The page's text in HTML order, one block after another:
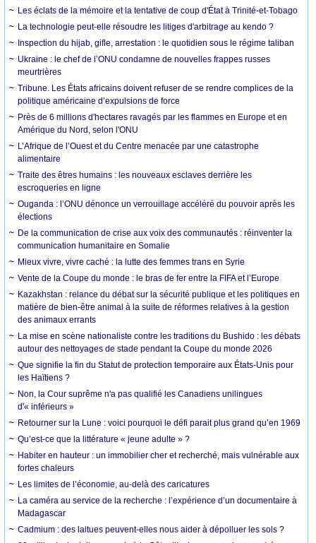
Les éclats de la mémoire et la tentative de coup d'État à Trinité-et-Tobago
La technologie peut-elle résoudre les litiges d'arbitrage au kendo ?
Inspection du hijab, gifle, arrestation : le quotidien sous le régime taliban
Ukraine : le chef de l’ONU condamne de nouvelles frappes russes
meurtrières
Tribune. Les États africains doivent refuser de se rendre complices de la
politique américaine d’expulsions de force
Près de 6 millions d'hectares ravagés par les flammes en Europe et en
Amérique du Nord, selon l'ONU
L’Afrique de l’Ouest et du Centre menacée par une catastrophe
alimentaire
Traite des êtres humains : les nouveaux esclaves derrière les
escroqueries en ligne
Ouganda : l’ONU dénonce un verrouillage accéléré du pouvoir après les
élections
De la communication de crise aux voix des communautés : réinventer la
communication humanitaire en Somalie
Mieux vivre, vivre caché : la lutte des femmes trans en Syrie
Vente de la Coupe du monde : le bras de fer entre la FIFA et l’Europe
Kazakhstan : relance du débat sur la sécurité publique et les politiques en
matière de bien-être animal à la suite de réformes relatives à la gestion
des animaux errants
La mise en scène nationaliste contre les traditions du Bushido : les débats
autour des nettoyages de stade pendant la Coupe du monde 2026
Que signifie la fin du Statut de protection temporaire aux États-Unis pour
les Haïtiens ?
Non, la Cour suprême n'a pas qualifié les Canadiens unilingues
d'« inférieurs »
Retourner sur la Lune : voici pourquoi le défi parait plus grand qu’en 1969
Qu’est-ce que la littérature « jeune adulte » ?
Habiter en hauteur : un immobilier cher et recherché, mais vulnérable aux
fortes chaleurs
Les limites de l’économie, au-delà des caricatures
La caméra au service de la recherche : l’expérience d’un documentaire à
Madagascar
Cadmium : des laitues peuvent-elles nous aider à dépolluer les sols ?